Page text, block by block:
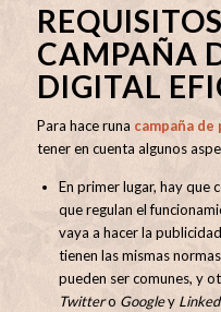
CAMPAÑA
DIGITAL
Para hace runa campaña
tener en cuenta algunos
En primer lugar, hay que
que regulan el
vaya a hacer la
tienen las mismas
pueden ser comunes, y
Twittero Googley